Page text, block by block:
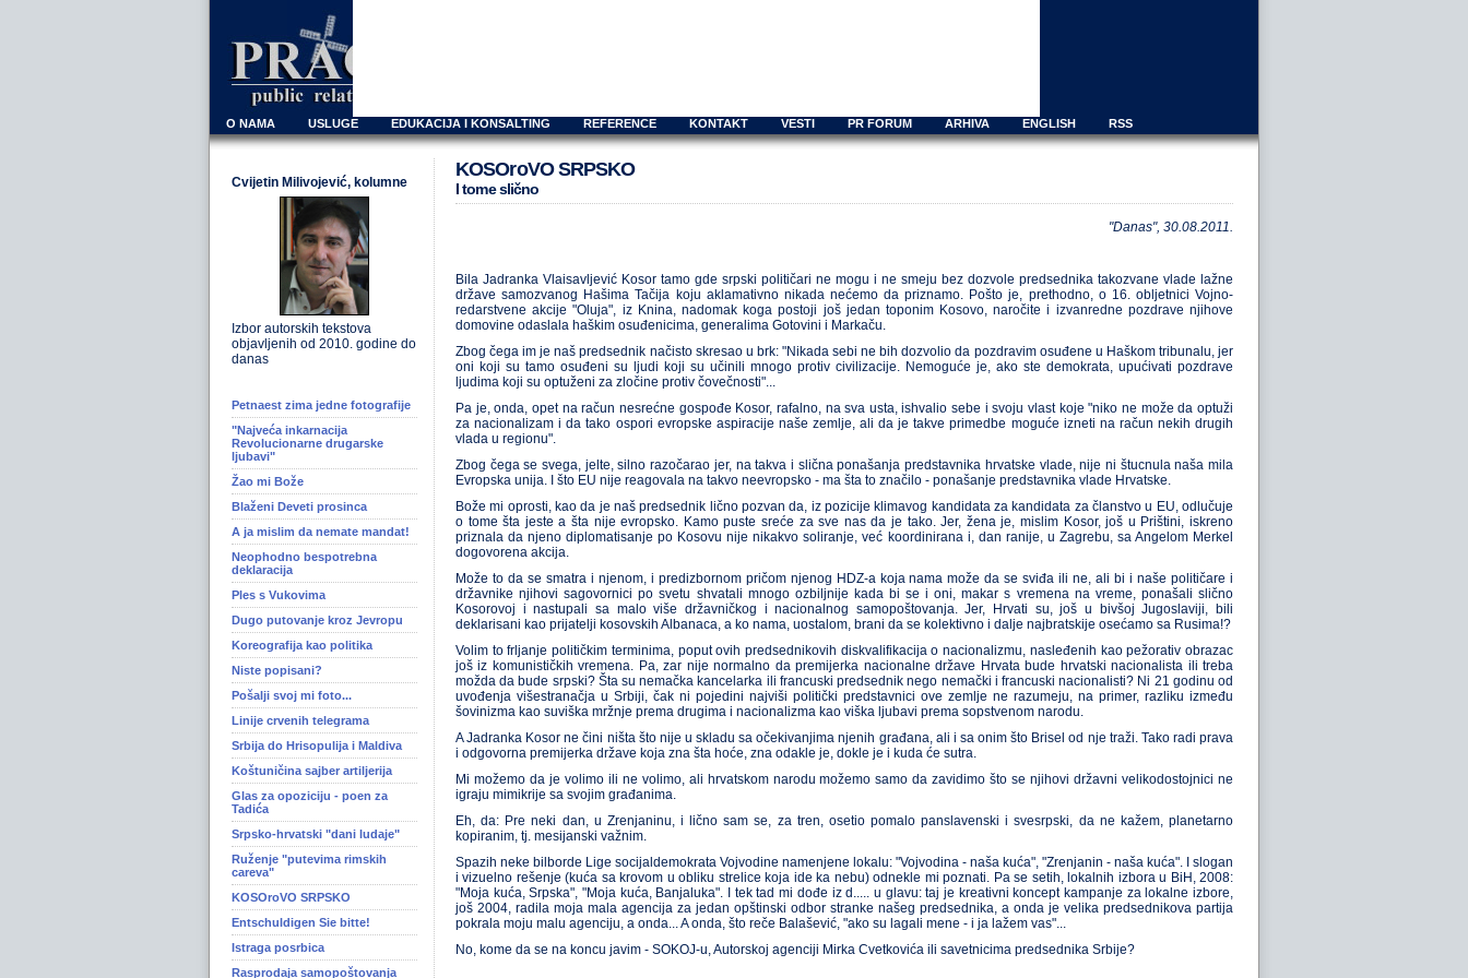
O NAMA USLUGE EDUKACIJA I KONSALTING REFERENCE KONTAKT VESTI PR FORUM ARHIVA ENGLISH RSS
Cvijetin Milivojević, kolumne
Izbor autorskih tekstova
objavljenih od 2010. godine do
danas
Petnaest zima jedne fotografije
"Najveća inkarnacija
Revolucionarne drugarske
ljubavi"
Žao mi Bože
Blaženi Deveti prosinca
A ja mislim da nemate mandat!
Neophodno bespotrebna
deklaracija
Ples s Vukovima
Dugo putovanje kroz Jevropu
Koreografija kao politika
Niste popisani?
Pošalji svoj mi foto...
Linije crvenih telegrama
Srbija do Hrisopulija i Maldiva
Koštuničina sajber artiljerija
Glas za opoziciju - poen za
Tadića
Srpsko-hrvatski "dani ludaje"
Ruženje "putevima rimskih
careva"
KOSOroVO SRPSKO
Entschuldigen Sie bitte!
Istraga posrbica
Rasprodaja samopoštovanja
KOSOroVO SRPSKO
I tome slično
"Danas", 30.08.2011.
Bila Jadranka Vlaisavljević Kosor tamo gde srpski političari ne mogu i ne smeju bez dozvole predsednika takozvane vlade lažne
države samozvanog Hašima Tačija koju aklamativno nikada nećemo da priznamo. Pošto je, prethodno, o 16. obljetnici Vojno-
redarstvene akcije "Oluja", iz Knina, nadomak koga postoji još jedan toponim Kosovo, naročite i izvanredne pozdrave njihove
domovine odaslala haškim osuđenicima, generalima Gotovini i Markaču.
Zbog čega im je naš predsednik načisto skresao u brk: "Nikada sebi ne bih dozvolio da pozdravim osuđene u Haškom tribunalu, jer
oni koji su tamo osuđeni su ljudi koji su učinili mnogo protiv civilizacije. Nemoguće je, ako ste demokrata, upućivati pozdrave
ljudima koji su optuženi za zločine protiv čovečnosti"...
Pa je, onda, opet na račun nesrećne gospođe Kosor, rafalno, na sva usta, ishvalio sebe i svoju vlast koje "niko ne može da optuži
za nacionalizam i da tako ospori evropske aspiracije naše zemlje, ali da je takve primedbe moguće izneti na račun nekih drugih
vlada u regionu".
Zbog čega se svega, jelte, silno razočarao jer, na takva i slična ponašanja predstavnika hrvatske vlade, nije ni štucnula naša mila
Evropska unija. I što EU nije reagovala na takvo neevropsko - ma šta to značilo - ponašanje predstavnika vlade Hrvatske.
Bože mi oprosti, kao da je naš predsednik lično pozvan da, iz pozicije klimavog kandidata za kandidata za članstvo u EU, odlučuje
o tome šta jeste a šta nije evropsko. Kamo puste sreće za sve nas da je tako. Jer, žena je, mislim Kosor, još u Prištini, iskreno
priznala da njeno diplomatisanje po Kosovu nije nikakvo soliranje, već koordinirana i, dan ranije, u Zagrebu, sa Angelom Merkel
dogovorena akcija.
Može to da se smatra i njenom, i predizbornom pričom njenog HDZ-a koja nama može da se sviđa ili ne, ali bi i naše političare i
državnike njihovi sagovornici po svetu shvatali mnogo ozbiljnije kada bi se i oni, makar s vremena na vreme, ponašali slično
Kosorovoj i nastupali sa malo više državničkog i nacionalnog samopoštovanja. Jer, Hrvati su, još u bivšoj Jugoslaviji, bili
deklarisani kao prijatelji kosovskih Albanaca, a ko nama, uostalom, brani da se kolektivno i dalje najbratskije osećamo sa Rusima!?
Volim to frljanje političkim terminima, poput ovih predsednikovih diskvalifikacija o nacionalizmu, nasleđenih kao pežorativ obrazac
još iz komunističkih vremena. Pa, zar nije normalno da premijerka nacionalne države Hrvata bude hrvatski nacionalista ili treba
možda da bude srpski? Šta su nemačka kancelarka ili francuski predsednik nego nemački i francuski nacionalisti? Ni 21 godinu od
uvođenja višestranačja u Srbiji, čak ni pojedini najviši politički predstavnici ove zemlje ne razumeju, na primer, razliku između
šovinizma kao suviška mržnje prema drugima i nacionalizma kao viška ljubavi prema sopstvenom narodu.
A Jadranka Kosor ne čini ništa što nije u skladu sa očekivanjima njenih građana, ali i sa onim što Brisel od nje traži. Tako radi prava
i odgovorna premijerka države koja zna šta hoće, zna odakle je, dokle je i kuda će sutra.
Mi možemo da je volimo ili ne volimo, ali hrvatskom narodu možemo samo da zavidimo što se njihovi državni velikodostojnici ne
igraju mimikrije sa svojim građanima.
Eh, da: Pre neki dan, u Zrenjaninu, i lično sam se, za tren, osetio pomalo panslavenski i svesrpski, da ne kažem, planetarno
kopiranim, tj. mesijanski važnim.
Spazih neke bilborde Lige socijaldemokrata Vojvodine namenjene lokalu: "Vojvodina - naša kuća", "Zrenjanin - naša kuća". I slogan
i vizuelno rešenje (kuća sa krovom u obliku strelice koja ide ka nebu) odnekle mi poznati. Pa se setih, lokalnih izbora u BiH, 2008:
"Moja kuća, Srpska", "Moja kuća, Banjaluka". I tek tad mi dođe iz d..... u glavu: taj je kreativni koncept kampanje za lokalne izbore,
još 2004, radila moja mala agencija za jedan opštinski odbor stranke našeg predsednika, a onda je velika predsednikova partija
pokrala moju malu agenciju, a onda... A onda, što reče Balašević, "ako su lagali mene - i ja lažem vas"...
No, kome da se na koncu javim - SOKOJ-u, Autorskoj agenciji Mirka Cvetkovića ili savetnicima predsednika Srbije?